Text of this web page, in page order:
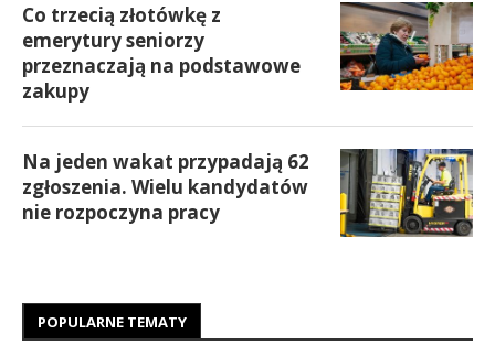
Co trzecią złotówkę z
emerytury seniorzy
przeznaczają na podstawowe
zakupy
Na jeden wakat przypadają 62
zgłoszenia. Wielu kandydatów
nie rozpoczyna pracy
POPULARNE TEMATY